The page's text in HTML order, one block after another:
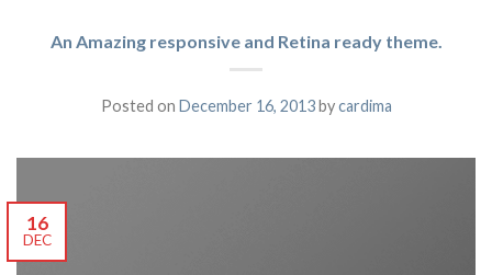
An Amazing responsive and Retina ready theme.
Posted on December 16, 2013bycardima
16
DEC